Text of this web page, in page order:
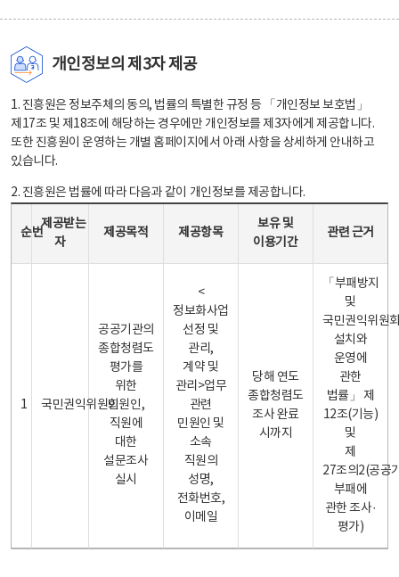
개인정보의 제3자 제공
1. 진흥원은 정보주체의 동의, 법률의 특별한 규정 등 「개인정보 보호법」
제17조 및 제18조에 해당하는 경우에만 개인정보를 제3자에게 제공합니다.
또한 진흥원이 운영하는 개별 홈페이지에서 아래 사항을 상세하게 안내하고
있습니다.
2. 진흥원은 법률에 따라 다음과 같이 개인정보를 제공합니다.
순번
제공받는
자
제공목적 제공항목
보유 및
이용기간
관련 근거
1 국민권익위원회
공공기관의
종합청렴도
평가를
위한
민원인,
직원에
대한
설문조사
실시
<
정보화사업
선정 및
관리,
계약 및
관리>업무
관련
민원인 및
소속
직원의
성명,
전화번호,
이메일
당해 연도
종합청렴도
조사 완료
시까지
「부패방지
및
국민권익위원
설치와
운영에
관한
법률」 제
12조(기능)
및
제
27조의2(공공
부패에
관한 조사·
평가)